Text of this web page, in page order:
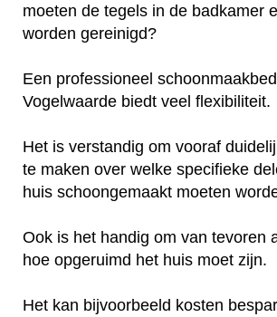
moeten de tegels in de badkamer
worden gereinigd?
Een professioneel
Vogelwaarde biedt veel flexibiliteit.
Het is verstandig om vooraf
te maken over welke specifieke
huis schoongemaakt moeten
Ook is het handig om van tevoren
hoe opgeruimd het huis moet zijn.
Het kan bijvoorbeeld kosten